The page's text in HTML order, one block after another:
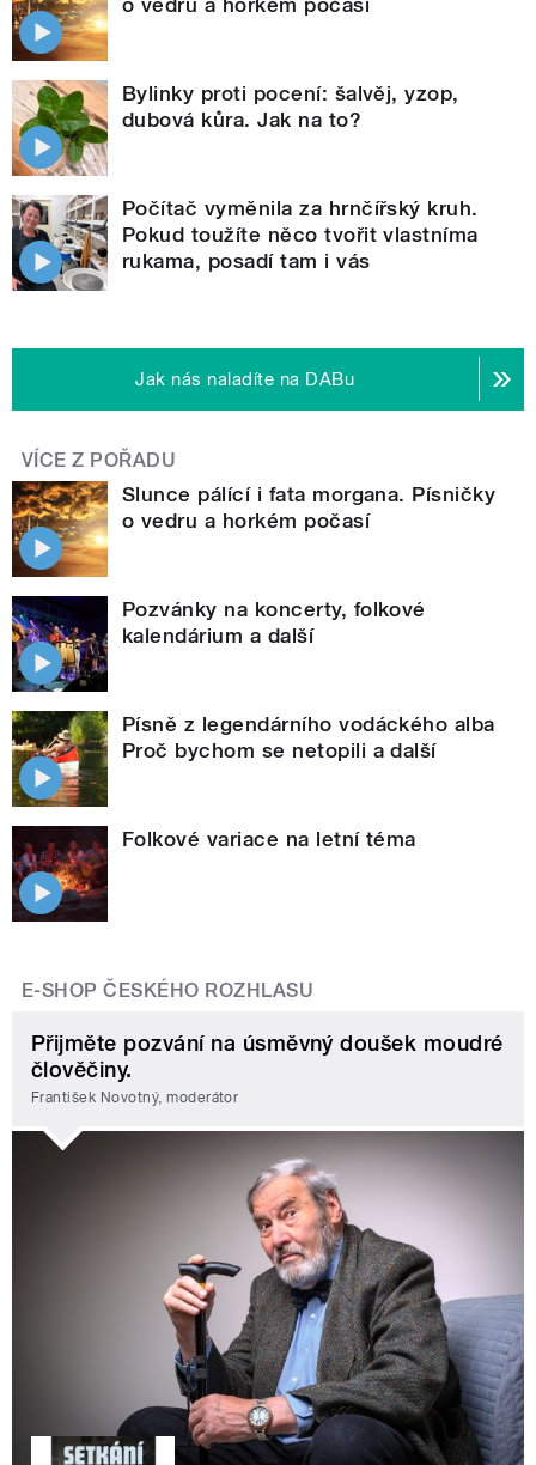
Bylinky proti pocení: šalvěj, yzop,
dubová kůra. Jak na to?
Počítač vyměnila za hrnčířský kruh.
Pokud toužíte něco tvořit vlastníma
rukama, posadí tam i vás
Jak nás naladíte na DABu
VÍCE Z POŘADU
Slunce pálící i fata morgana. Písničky
o vedru a horkém počasí
Pozvánky na koncerty, folkové
kalendárium a další
Písně z legendárního vodáckého alba
Proč bychom se netopili a další
Folkové variace na letní téma
E-SHOP ČESKÉHO ROZHLASU
Přijměte pozvání na úsměvný doušek moudré
člověčiny.
František Novotný, moderátor